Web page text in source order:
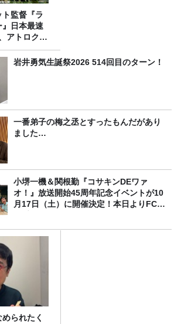
ト監督『ラ
』日本最速
アトロクリ
待！
岩井勇気生誕祭2026 514回目のターン！
一番弟子の梅之丞とすったもんだがあり
ました…
小堺一機＆関根勤『コサキンDEワァ
オ！』放送開始45周年記念イベントが10
月17日（土）に開催決定！本日よりFC先
られたく